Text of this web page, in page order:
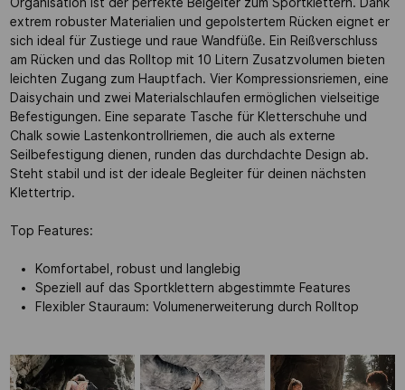
extrem robuster Materialien und gepolstertem Rücken eignet er
sich ideal für Zustiege und raue Wandfüße. Ein Reißverschluss
am Rücken und das Rolltop mit 10 Litern Zusatzvolumen bieten
leichten Zugang zum Hauptfach. Vier Kompressionsriemen, eine
Daisychain und zwei Materialschlaufen ermöglichen vielseitige
Befestigungen. Eine separate Tasche für Kletterschuhe und
Chalk sowie Lastenkontrollriemen, die auch als externe
Seilbefestigung dienen, runden das durchdachte Design ab.
Steht stabil und ist der ideale Begleiter für deinen nächsten
Klettertrip.
Top Features:
Komfortabel, robust und langlebig
Speziell auf das Sportklettern abgestimmte Features
Flexibler Stauraum: Volumenerweiterung durch Rolltop